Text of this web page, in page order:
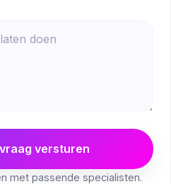
versturen
met passende specialisten.